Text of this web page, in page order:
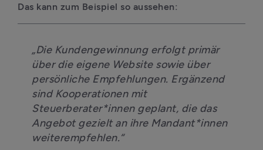
Das kann zum Beispiel so aussehen:
„Die Kundengewinnung erfolgt primär
über die eigene Website sowie über
persönliche Empfehlungen. Ergänzend
sind Kooperationen mit
Steuerberater*innen geplant, die das
Angebot gezielt an ihre Mandant*innen
weiterempfehlen.“